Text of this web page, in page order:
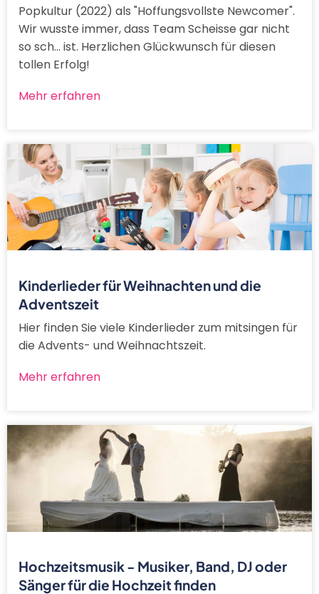
Popkultur (2022) als "Hoffungsvollste Newcomer".
Wir wusste immer, dass Team Scheisse gar nicht
so sch... ist. Herzlichen Glückwunsch für diesen
tollen Erfolg!
Mehr erfahren
Kinderlieder für Weihnachten und die
Adventszeit
Hier finden Sie viele Kinderlieder zum mitsingen für
die Advents- und Weihnachtszeit.
Mehr erfahren
Hochzeitsmusik - Musiker, Band, DJ oder
Sänger für die Hochzeit finden